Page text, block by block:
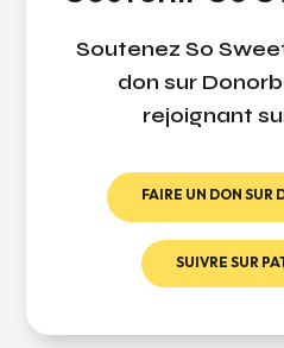
Soutenez So
don sur
rejoignant
FAIRE UN DON SUR
SUIVRE SUR